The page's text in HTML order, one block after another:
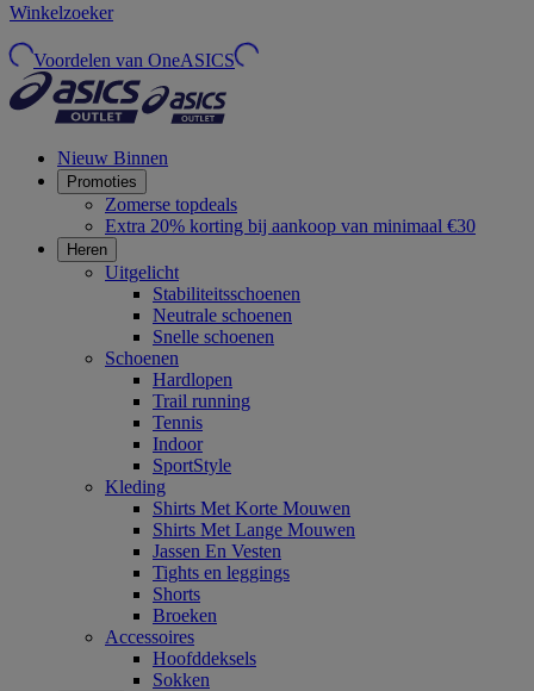
Winkelzoeker
Voordelen van OneASICS
Nieuw Binnen
Promoties
Zomerse topdeals
Extra 20% korting bij aankoop van minimaal €30
Heren
Uitgelicht
Stabiliteitsschoenen
Neutrale schoenen
Snelle schoenen
Schoenen
Hardlopen
Trail running
Tennis
Indoor
SportStyle
Kleding
Shirts Met Korte Mouwen
Shirts Met Lange Mouwen
Jassen En Vesten
Tights en leggings
Shorts
Broeken
Accessoires
Hoofddeksels
Sokken